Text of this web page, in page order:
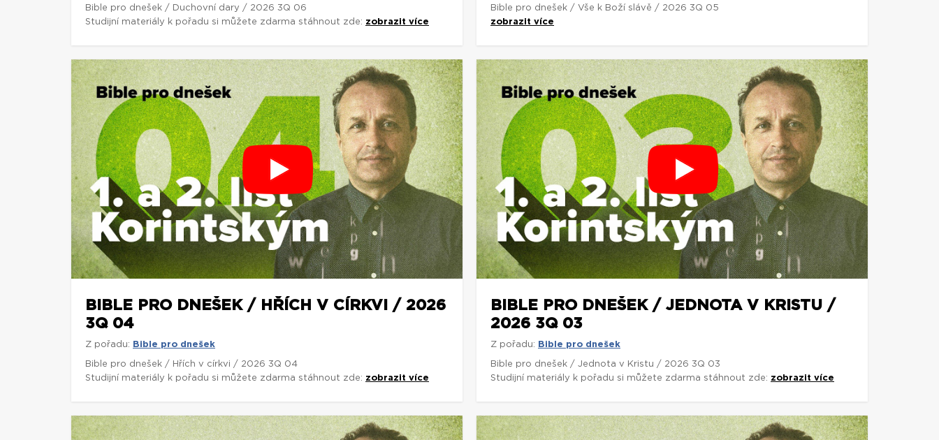
Bible pro dnešek / Duchovní dary / 2026 3Q 06
Studijní materiály k pořadu si můžete zdarma stáhnout zde: zobrazit více
Bible pro dnešek / Vše k Boží slávě / 2026 3Q 05
zobrazit více
BIBLE PRO DNEŠEK / HŘÍCH V CÍRKVI / 2026
3Q 04
Z pořadu: Bible pro dnešek
Bible pro dnešek / Hřích v církvi / 2026 3Q 04
Studijní materiály k pořadu si můžete zdarma stáhnout zde: zobrazit více
BIBLE PRO DNEŠEK / JEDNOTA V KRISTU /
2026 3Q 03
Z pořadu: Bible pro dnešek
Bible pro dnešek / Jednota v Kristu / 2026 3Q 03
Studijní materiály k pořadu si můžete zdarma stáhnout zde: zobrazit více